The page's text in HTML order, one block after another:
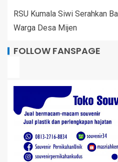
RSU Kumala Siwi Serahkan
Warga Desa Mijen
FOLLOW FANSPAGE